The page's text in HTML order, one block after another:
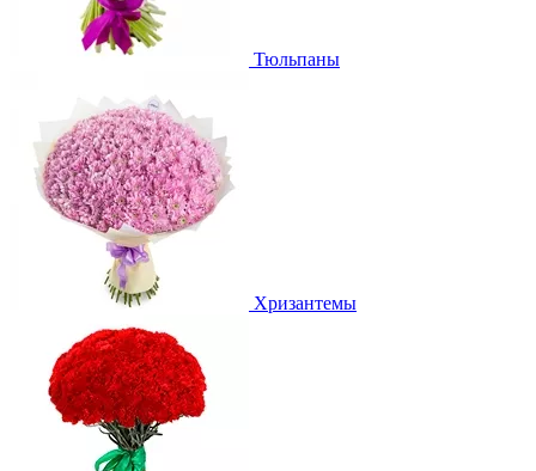
Тюльпаны
Хризантемы